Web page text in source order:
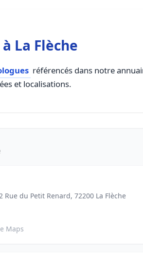
La Flèche
référencés dans notre
et localisations.
Rue du Petit Renard, 72200 La Flèche
Maps